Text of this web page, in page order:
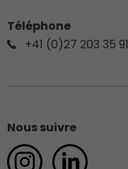
Téléphone
+41 (0)27 203 35 91
Nous suivre